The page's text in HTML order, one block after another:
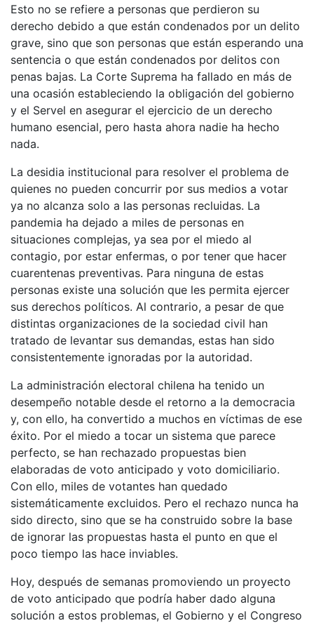
Esto no se refiere a personas que perdieron su
derecho debido a que están condenados por un delito
grave, sino que son personas que están esperando una
sentencia o que están condenados por delitos con
penas bajas. La Corte Suprema ha fallado en más de
una ocasión estableciendo la obligación del gobierno
y el Servel en asegurar el ejercicio de un derecho
humano esencial, pero hasta ahora nadie ha hecho
nada.
La desidia institucional para resolver el problema de
quienes no pueden concurrir por sus medios a votar
ya no alcanza solo a las personas recluidas. La
pandemia ha dejado a miles de personas en
situaciones complejas, ya sea por el miedo al
contagio, por estar enfermas, o por tener que hacer
cuarentenas preventivas. Para ninguna de estas
personas existe una solución que les permita ejercer
sus derechos políticos. Al contrario, a pesar de que
distintas organizaciones de la sociedad civil han
tratado de levantar sus demandas, estas han sido
consistentemente ignoradas por la autoridad.
La administración electoral chilena ha tenido un
desempeño notable desde el retorno a la democracia
y, con ello, ha convertido a muchos en víctimas de ese
éxito. Por el miedo a tocar un sistema que parece
perfecto, se han rechazado propuestas bien
elaboradas de voto anticipado y voto domiciliario.
Con ello, miles de votantes han quedado
sistemáticamente excluidos. Pero el rechazo nunca ha
sido directo, sino que se ha construido sobre la base
de ignorar las propuestas hasta el punto en que el
poco tiempo las hace inviables.
Hoy, después de semanas promoviendo un proyecto
de voto anticipado que podría haber dado alguna
solución a estos problemas, el Gobierno y el Congreso